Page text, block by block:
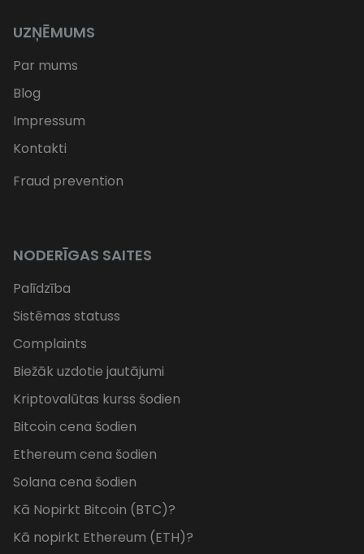
UZŅĒMUMS
Par mums
Blog
Impressum
Kontakti
Fraud prevention
NODERĪGAS SAITES
Palīdzība
Sistēmas statuss
Complaints
Biežāk uzdotie jautājumi
Kriptovalūtas kurss šodien
Bitcoin cena šodien
Ethereum cena šodien
Solana cena šodien
Kā Nopirkt Bitcoin (BTC)?
Kā nopirkt Ethereum (ETH)?